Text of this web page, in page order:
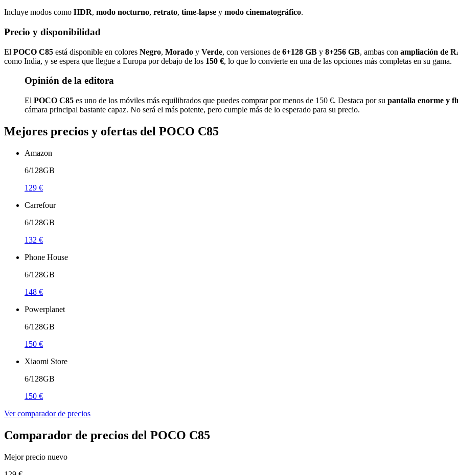
Incluye modos como HDR, modo nocturno, retrato, time-lapse y modo cinematográfico.
Precio y disponibilidad
El POCO C85 está disponible en colores Negro, Morado y Verde, con versiones de 6+128 GB y 8+256 GB, ambas con ampliación de
como India, y se espera que llegue a Europa por debajo de los 150 €, lo que lo convierte en una de las opciones más completas en su gama.
Opinión de la editora
El POCO C85 es uno de los móviles más equilibrados que puedes comprar por menos de 150 €. Destaca por su pantalla enorme y
cámara principal bastante capaz. No será el más potente, pero cumple más de lo esperado para su precio.
Mejores precios y ofertas del POCO C85
Amazon
6/128GB
129 €
Carrefour
6/128GB
132 €
Phone House
6/128GB
148 €
Powerplanet
6/128GB
150 €
Xiaomi Store
6/128GB
150 €
Ver comparador de precios
Comparador de precios del POCO C85
Mejor precio nuevo